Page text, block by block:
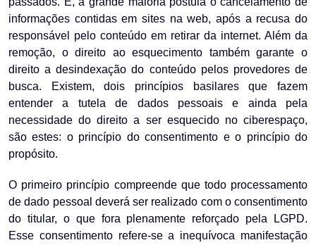
informações contidas em sites na web, após a recusa do
responsável pelo conteúdo em retirar da internet. Além da
remoção, o direito ao esquecimento também garante o
direito a desindexação do conteúdo pelos provedores de
busca. Existem, dois princípios basilares que fazem
entender a tutela de dados pessoais e ainda pela
necessidade do direito a ser esquecido no ciberespaço,
são estes: o princípio do consentimento e o princípio do
propósito.
O primeiro princípio compreende que todo processamento
de dado pessoal deverá ser realizado com o consentimento
do titular, o que fora plenamente reforçado pela LGPD.
Esse consentimento refere-se a inequívoca manifestação